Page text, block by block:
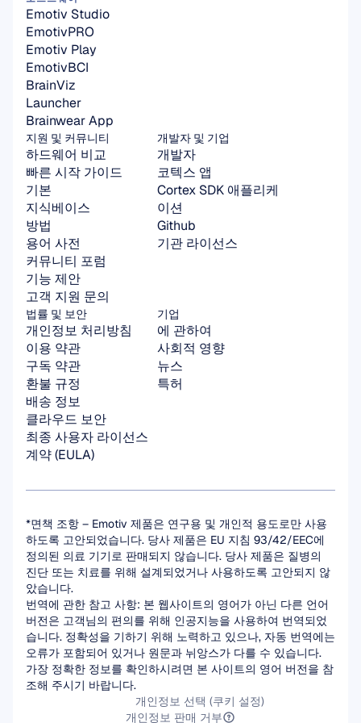
Emotiv Studio
EmotivPRO
Emotiv Play
EmotivBCI
BrainViz
Launcher
Brainwear App
지원 및 커뮤니티
하드웨어 비교
빠른 시작 가이드
기본
지식베이스
방법
용어 사전
커뮤니티 포럼
기능 제안
고객 지원 문의
개발자 및 기업
개발자
코텍스 앱
Cortex SDK 애플리케
이션
Github
기관 라이선스
기업
에 관하여
사회적 영향
뉴스
특허
법률 및 보안
개인정보 처리방침
이용 약관
구독 약관
환불 규정
배송 정보
클라우드 보안
최종 사용자 라이선스
계약 (EULA)
*면책 조항 – Emotiv 제품은 연구용 및 개인적 용도로만 사용
하도록 고안되었습니다. 당사 제품은 EU 지침 93/42/EEC에
정의된 의료 기기로 판매되지 않습니다. 당사 제품은 질병의
진단 또는 치료를 위해 설계되었거나 사용하도록 고안되지 않
았습니다.
번역에 관한 참고 사항: 본 웹사이트의 영어가 아닌 다른 언어
버전은 고객님의 편의를 위해 인공지능을 사용하여 번역되었
습니다. 정확성을 기하기 위해 노력하고 있으나, 자동 번역에는
오류가 포함되어 있거나 원문과 뉘앙스가 다를 수 있습니다.
가장 정확한 정보를 확인하시려면 본 사이트의 영어 버전을 참
조해 주시기 바랍니다.
개인정보 선택 (쿠키 설정)
개인정보 판매 거부